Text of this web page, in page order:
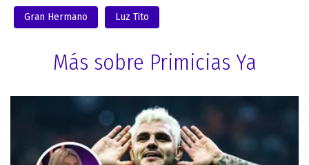
Gran Hermano Luz Tito
Más sobre Primicias Ya